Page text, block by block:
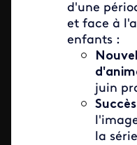
d'une
et face à
enfants :
juin
la